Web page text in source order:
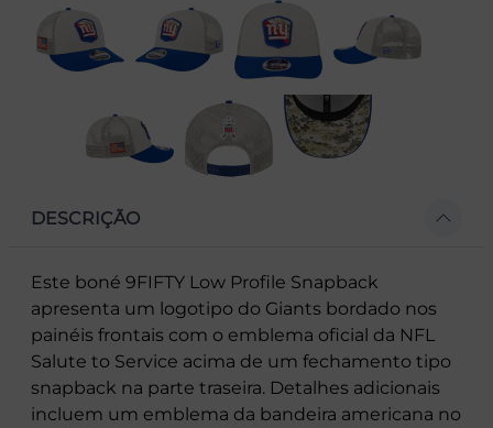
DESCRIÇÃO
Este boné 9FIFTY Low Profile Snapback
apresenta um logotipo do Giants bordado nos
painéis frontais com o emblema oficial da NFL
Salute to Service acima de um fechamento tipo
snapback na parte traseira. Detalhes adicionais
incluem um emblema da bandeira americana no